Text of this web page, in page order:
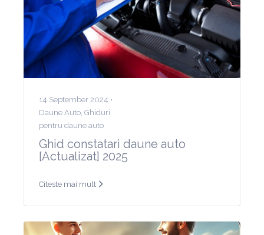
14 September 2024 •
Daune Auto Ghiduri
pentru daune auto
Ghid constatari daune auto
[Actualizat] 2025
Citeste mai mult